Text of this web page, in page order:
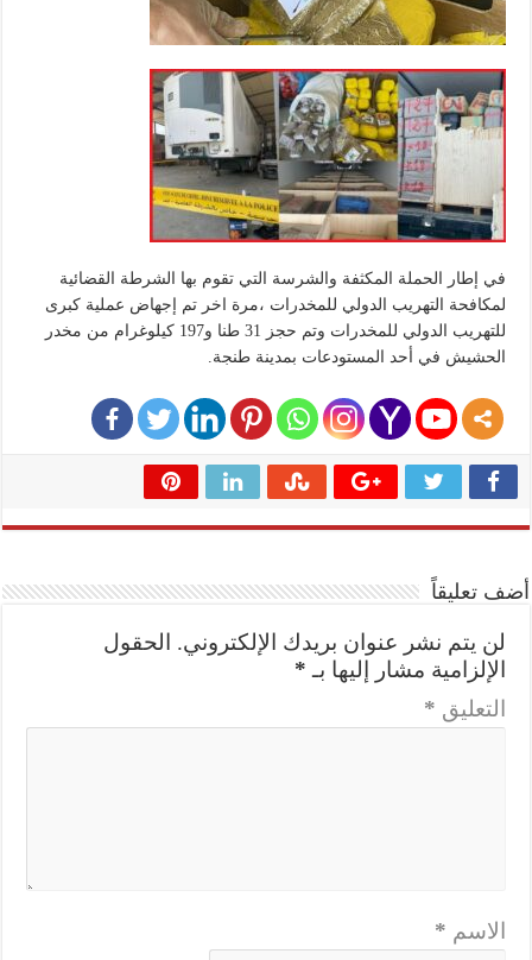
في إطار الحملة المكثفة والشرسة التي تقوم بها الشرطة القضائية
لمكافحة التهريب الدولي للمخدرات ،مرة اخر تم إجهاض عملية كبرى
للتهريب الدولي للمخدرات وتم حجز 31 طنا و197 كيلوغرام من مخدر
الحشيش في أحد المستودعات بمدينة طنجة.
أضف تعليقاً
لن يتم نشر عنوان بريدك الإلكتروني.
الحقول
الإلزامية مشار إليها بـ *
التعليق *
الاسم *